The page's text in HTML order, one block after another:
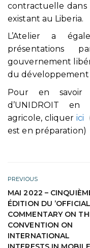
contractuelle
existant au Liberia.
L’Atelier a
présentations
gouvernement
du développement
Pour en savoir
d’UNIDROIT
agricole, cliquer ici
est en préparation)
PREVIOUS
MAI 2022 –
ÉDITION DU ’OFFICIAL
COMMENTARY ON
CONVENTION ON
INTERNATIONAL